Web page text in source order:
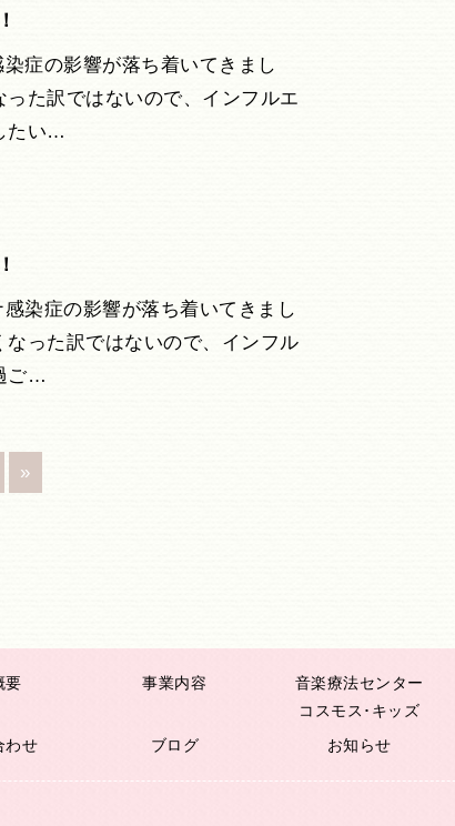
症の影響が落ち着いてきまし
た訳ではないので、インフルエ
たい…
染症の影響が落ち着いてきまし
った訳ではないので、インフル
ご…
»
要 事業内容
音楽療法センター
コスモス･キッズ
わせ ブログ お知らせ